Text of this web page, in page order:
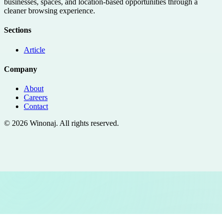
businesses, spaces, and location-based opportunities through a
cleaner browsing experience.
Sections
Article
Company
About
Careers
Contact
© 2026 Winonaj. All rights reserved.